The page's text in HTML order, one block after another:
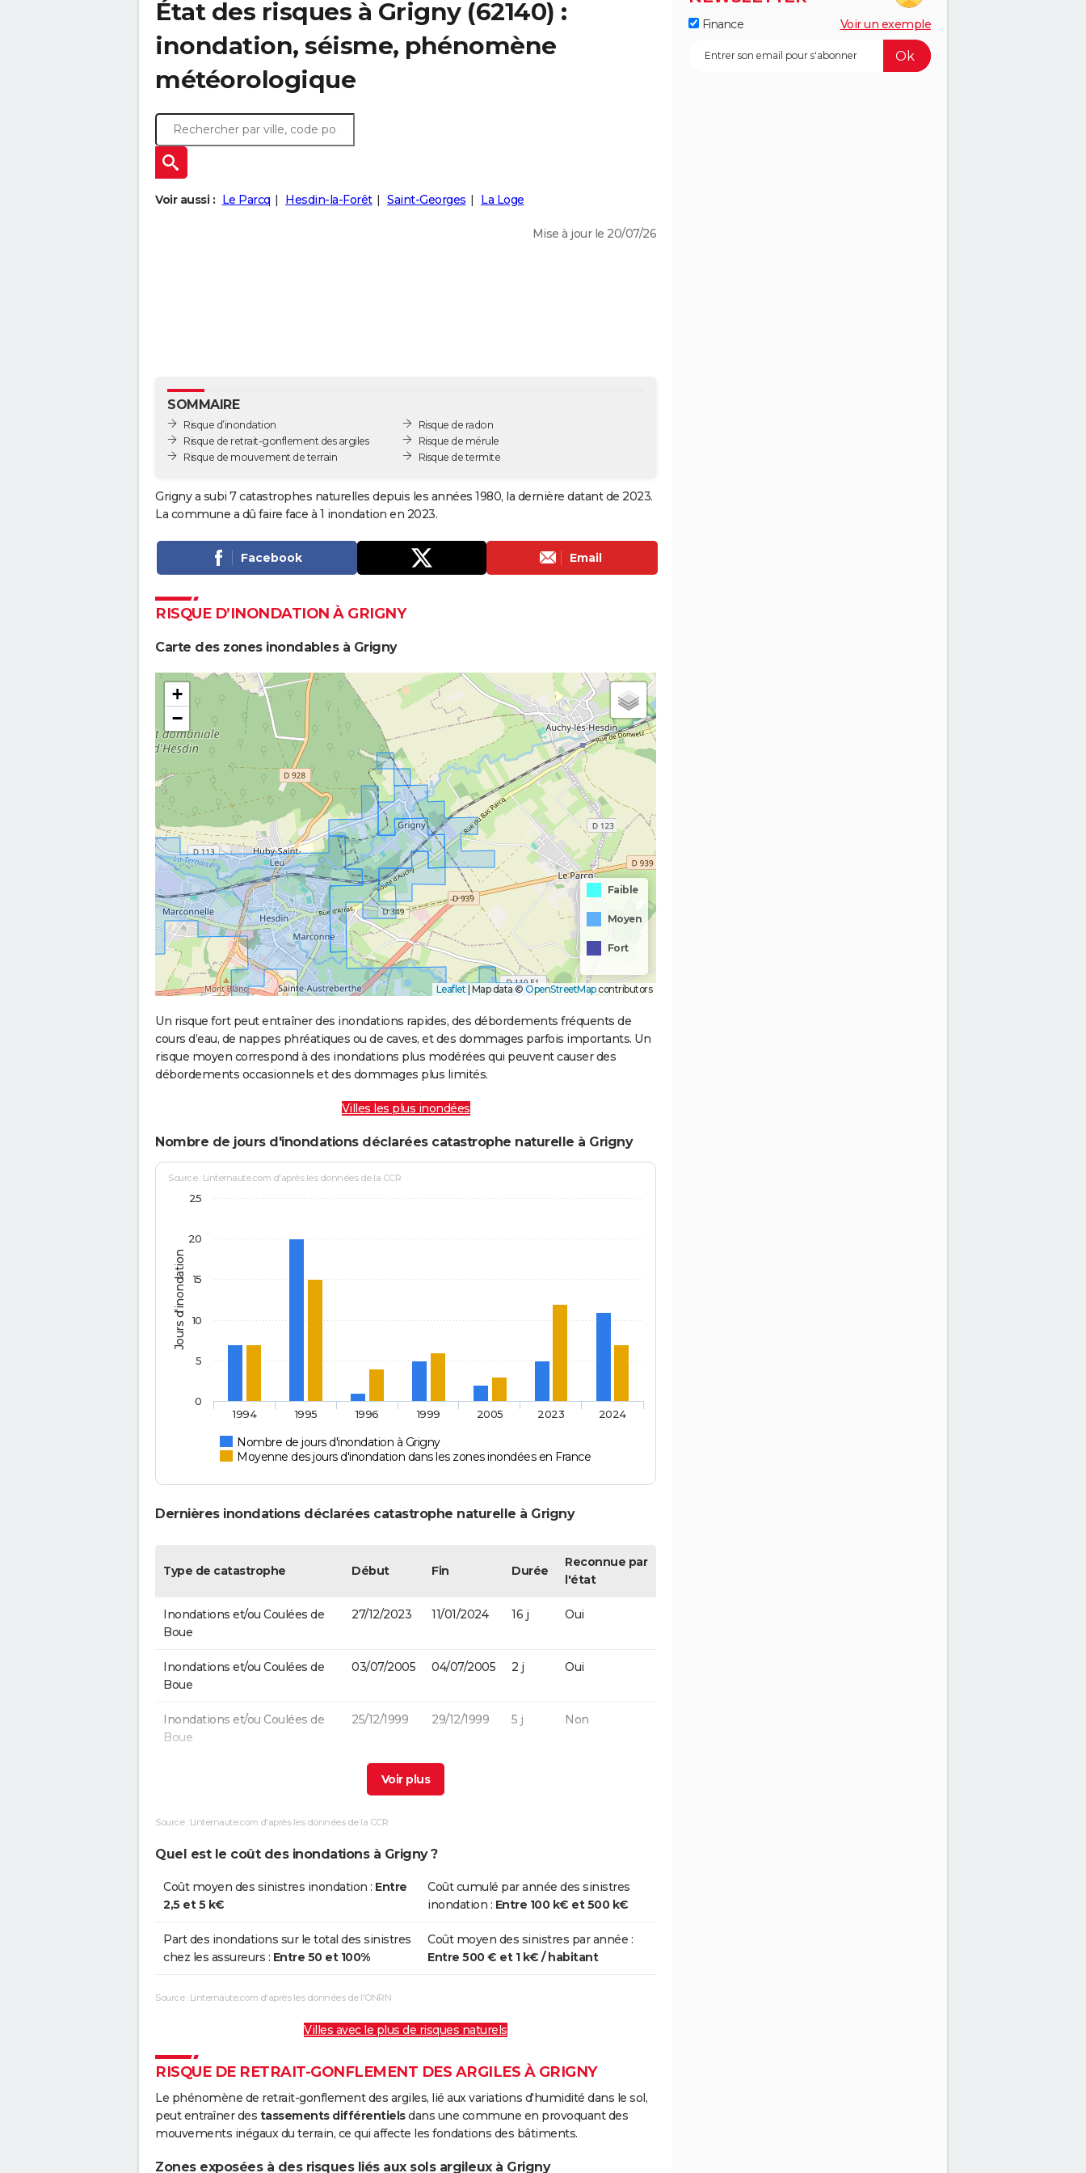
État des risques à Grigny (62140) :
inondation, séisme, phénomène
météorologique
Voir aussi : Le Parcq Hesdin-la-Forêt Saint-Georges La Loge
Mise à jour le 20/07/26
SOMMAIRE
Risque d’inondation
Risque de retrait-gonflement des argiles
Risque de mouvement de terrain
Risque de radon
Risque de mérule
Risque de termite
Grigny a subi 7 catastrophes naturelles depuis les années 1980, la dernière datant de 2023.
La commune a dû faire face à 1 inondation en 2023.
Facebook Email
RISQUE D’INONDATION À GRIGNY
Carte des zones inondables à Grigny
+
−
Faible
Moyen
Fort
Leaflet Map data © OpenStreetMapcontributors
Un risque fort peut entraîner des inondations rapides, des débordements fréquents de
cours d’eau, de nappes phréatiques ou de caves, et des dommages parfois importants. Un
risque moyen correspond à des inondations plus modérées qui peuvent causer des
débordements occasionnels et des dommages plus limités.
Villes les plus inondées
Nombre de jours d'inondations déclarées catastrophe naturelle à Grigny
Jours d'inondation
Source : Linternaute.com d'après les données de la CCR
Nombre de jours d'inondation à Grigny
Moyenne des jours d'inondation dans les zones inondées en France
1994 1995 1996 1999 2005 2023 2024
0
5
10
15
20
25
Dernières inondations déclarées catastrophe naturelle à Grigny
Type de catastrophe Début Fin Durée
Reconnue par
l'état
Inondations et/ou Coulées de
Boue
27/12/2023 11/01/2024 16 j Oui
Inondations et/ou Coulées de
Boue
03/07/2005 04/07/2005 2 j Oui
Inondations et/ou Coulées de
Boue
25/12/1999 29/12/1999 5 j Non
18/05/1996 18/05/1996
Inondations et/ou Coulées de
17/01/1995
Boue
Source : Linternaute.com d'après les données de la CCR
Quel est le coût des inondations à Grigny ?
Coût moyen des sinistres inondation : Entre
2,5 et 5 k€
Coût cumulé par année des sinistres
inondation : Entre 100 k€ et 500 k€
Part des inondations sur le total des sinistres
chez les assureurs : Entre 50 et 100%
Coût moyen des sinistres par année :
Entre 500 € et 1 k€ / habitant
Source : Linternaute.com d'après les données de l'ONRN
Villes avec le plus de risques naturels
RISQUE DE RETRAIT-GONFLEMENT DES ARGILES À GRIGNY
Le phénomène de retrait-gonflement des argiles, lié aux variations d'humidité dans le sol,
peut entraîner des tassements différentielsdans une commune en provoquant des
mouvements inégaux du terrain, ce qui affecte les fondations des bâtiments.
Zones exposées à des risques liés aux sols argileux à Grigny
Finance Voir un exemple